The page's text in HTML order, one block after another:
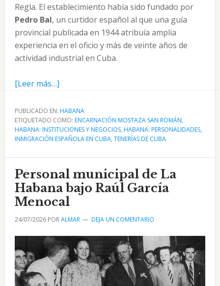
Regla. El establecimiento había sido fundado por
Pedro Bal, un curtidor español al que una guía
provincial publicada en 1944 atribuía amplia
experiencia en el oficio y más de veinte años de
actividad industrial en Cuba.
[Leer más…]acerca
La
Tenería
La
y
Encarnación
Mostaza
San
PUBLICADO EN: HABANA
ETIQUETADO COMO: ENCARNACIÓN MOSTAZA SAN ROMÁN,
HABANA: INSTITUCIONES Y NEGOCIOS, HABANA: PERSONALIDADES,
INMIGRACIÓN ESPAÑOLA EN CUBA, TENERÍAS DE CUBA
Personal municipal de La
Habana bajo Raúl García
Menocal
24/07/2026PORALMAR DEJA UN COMENTARIO